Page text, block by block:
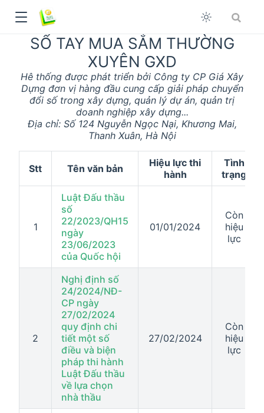
SỔ TAY MUA SẮM THƯỜNG
XUYÊN GXD
Hê thống được phát triển bởi Công ty CP Giá Xây
Dựng đơn vị hàng đầu cung cấp giải pháp chuyển
đổi số trong xây dựng, quản lý dự án, quản trị
doanh nghiệp xây dựng...
Địa chỉ: Số 124 Nguyễn Ngọc Nại, Khương Mai,
Thanh Xuân, Hà Nội
Stt Tên văn bản
Hiệu lực thi
hành
Tình
trạng
1
Luật Đấu thầu
số
22/2023/QH15
ngày
23/06/2023
của Quốc hội
01/01/2024
Còn
hiệu
lực
2
Nghị định số
24/2024/NĐ-
CP ngày
27/02/2024
quy định chi
tiết một số
điều và biện
pháp thi hành
Luật Đấu thầu
về lựa chọn
nhà thầu
27/02/2024
Còn
hiệu
lực